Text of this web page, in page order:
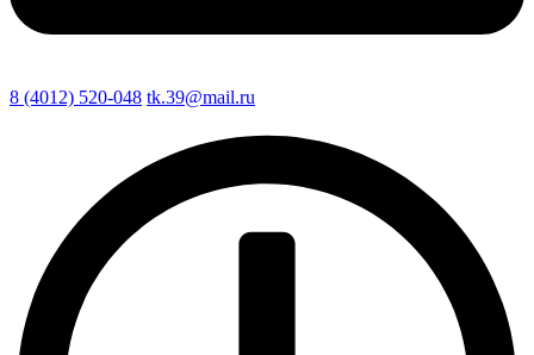
8 (4012) 520-048 tk.39@mail.ru